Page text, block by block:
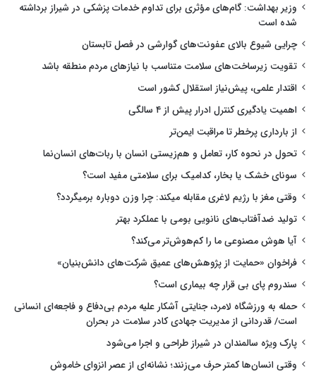
وزیر بهداشت: گام‌های مؤثری برای تداوم خدمات پزشکی در شیراز برداشته
شده است
چرایی شیوع بالای عفونت‌های گوارشی در فصل تابستان
تقویت زیرساخت‌های سلامت متناسب با نیازهای مردم منطقه باشد
اقتدار علمی، پیش‌نیاز استقلال کشور است
اهمیت یادگیری کنترل ادرار پیش از ۴ سالگی
از بارداری پرخطر تا مراقبت ایمن‌تر
تحول در نحوه کار، تعامل و هم‌زیستی انسان با ربات‌های انسان‌نما
سونای خشک یا بخار، کدامیک برای سلامتی مفید است؟
وقتی مغز با رژیم لاغری مقابله میکند: چرا وزن دوباره برمیگردد؟
تولید ضدآفتاب‌های نانویی بومی با عملکرد بهتر
آیا هوش مصنوعی ما را کم‌هوش‌تر می‌کند؟
فراخوان «حمایت از پژوهش‌های عمیق شرکت‌های دانش‌بنیان»
سندروم پای بی قرار چه بیماری است؟
حمله به ورزشگاه لامرد، جنایتی آشکار علیه مردم بی‌دفاع و فاجعه‌ای انسانی
است/ قدردانی از مدیریت جهادی کادر سلامت در بحران
پارک ویژه سالمندان در شیراز طراحی و اجرا می‌شود
وقتی انسان‌ها کمتر حرف می‌زنند؛ نشانه‌ای از عصر انزوای خاموش